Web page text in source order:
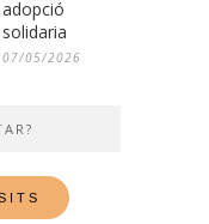
adopció
solidaria
07/05/2026